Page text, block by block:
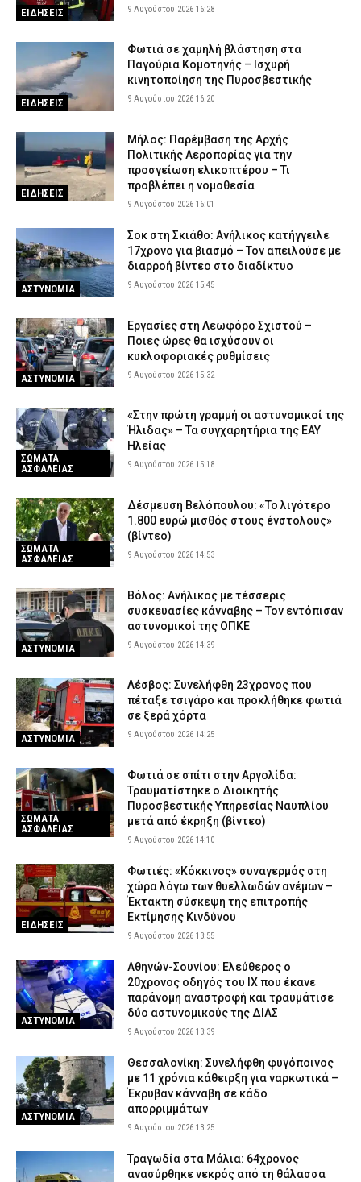
ΕΙΔΗΣΕΙΣ 9 Αυγούστου 2026 16:28
ΕΙΔΗΣΕΙΣ
Φωτιά σε χαμηλή βλάστηση στα
Παγούρια Κομοτηνής – Ισχυρή
κινητοποίηση της Πυροσβεστικής
9 Αυγούστου 2026 16:20
ΕΙΔΗΣΕΙΣ
Μήλος: Παρέμβαση της Αρχής
Πολιτικής Αεροπορίας για την
προσγείωση ελικοπτέρου – Τι
προβλέπει η νομοθεσία
9 Αυγούστου 2026 16:01
ΑΣΤΥΝΟΜΙΑ
Σοκ στη Σκιάθο: Ανήλικος κατήγγειλε
17χρονο για βιασμό – Τον απειλούσε με
διαρροή βίντεο στο διαδίκτυο
9 Αυγούστου 2026 15:45
ΑΣΤΥΝΟΜΙΑ
Εργασίες στη Λεωφόρο Σχιστού –
Ποιες ώρες θα ισχύσουν οι
κυκλοφοριακές ρυθμίσεις
9 Αυγούστου 2026 15:32
ΣΩΜΑΤΑ
ΑΣΦΑΛΕΙΑΣ
«Στην πρώτη γραμμή οι αστυνομικοί της
Ήλιδας» – Τα συγχαρητήρια της ΕΑΥ
Ηλείας
9 Αυγούστου 2026 15:18
ΣΩΜΑΤΑ
ΑΣΦΑΛΕΙΑΣ
Δέσμευση Βελόπουλου: «Το λιγότερο
1.800 ευρώ μισθός στους ένστολους»
(βίντεο)
9 Αυγούστου 2026 14:53
ΑΣΤΥΝΟΜΙΑ
Βόλος: Ανήλικος με τέσσερις
συσκευασίες κάνναβης – Τον εντόπισαν
αστυνομικοί της ΟΠΚΕ
9 Αυγούστου 2026 14:39
ΑΣΤΥΝΟΜΙΑ
Λέσβος: Συνελήφθη 23χρονος που
πέταξε τσιγάρο και προκλήθηκε φωτιά
σε ξερά χόρτα
9 Αυγούστου 2026 14:25
ΣΩΜΑΤΑ
ΑΣΦΑΛΕΙΑΣ
Φωτιά σε σπίτι στην Αργολίδα:
Τραυματίστηκε o Διοικητής
Πυροσβεστικής Υπηρεσίας Ναυπλίου
μετά από έκρηξη (βίντεο)
9 Αυγούστου 2026 14:10
ΕΙΔΗΣΕΙΣ
Φωτιές: «Κόκκινος» συναγερμός στη
χώρα λόγω των θυελλωδών ανέμων –
Έκτακτη σύσκεψη της επιτροπής
Εκτίμησης Κινδύνου
9 Αυγούστου 2026 13:55
ΑΣΤΥΝΟΜΙΑ
Αθηνών-Σουνίου: Ελεύθερος ο
20χρονος οδηγός του ΙΧ που έκανε
παράνομη αναστροφή και τραυμάτισε
δύο αστυνομικούς της ΔΙΑΣ
9 Αυγούστου 2026 13:39
ΑΣΤΥΝΟΜΙΑ
Θεσσαλονίκη: Συνελήφθη φυγόποινος
με 11 χρόνια κάθειρξη για ναρκωτικά –
Έκρυβαν κάνναβη σε κάδο
απορριμμάτων
9 Αυγούστου 2026 13:25
Τραγωδία στα Μάλια: 64χρονος
ανασύρθηκε νεκρός από τη θάλασσα